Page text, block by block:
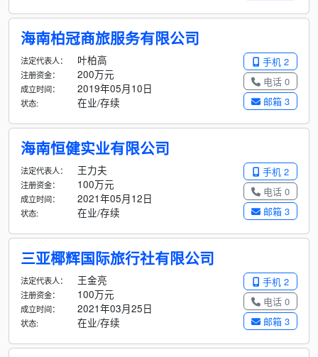
海南柏冠商旅服务有限公司
手机 2
电话 0
邮箱 3
法定代表人： 叶柏高
注册资金： 200万元
成立时间： 2019年05月10日
状态: 在业/存续
海南恒健实业有限公司
手机 2
电话 0
邮箱 3
法定代表人： 王力夫
注册资金： 100万元
成立时间： 2021年05月12日
状态: 在业/存续
三亚椰辉国际旅行社有限公司
手机 2
电话 0
邮箱 3
法定代表人： 王金亮
注册资金： 100万元
成立时间： 2021年03月25日
状态: 在业/存续